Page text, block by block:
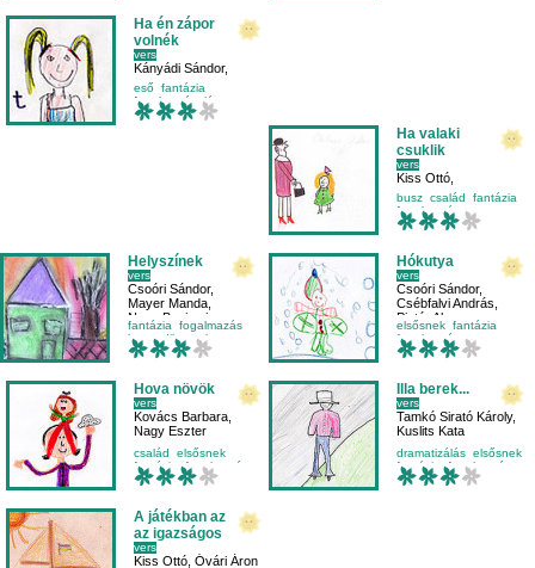
Ha én zápor
volnék
vers
Kányádi Sándor,
Rozgonyi Emma
eső fantázia
fogalmazás
lány
Ha valaki
csuklik
vers
Kiss Ottó
Muszka Lujza
busz család
fantázia
fogalmazás
Helyszínek
vers
Csoóri Sándor,
Mayer Manda
Nagy Benjamin
fantázia
fogalmazás
harmadikosnak
helyesírás
Hókutya
vers
Csoóri Sándor,
Csébfalvi András
Pintér Alma
elsősnek fantázia
fogalmazás
környezetismeret
Hova növök
vers
Kovács Barbara
Nagy Eszter
család
elsősnek
fantázia
fogalmazás
Illa berek...
vers
Tamkó Sirató Károly,
Kuslits Kata
dramatizálás elsősnek
fantázia
fogalmazás
A játékban az
az igazságos
vers
Kiss Ottó Óvári Áron